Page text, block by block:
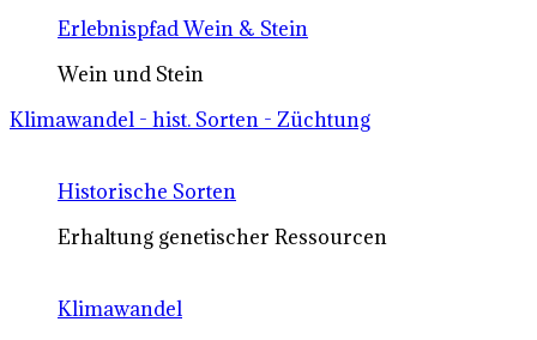
Erlebnispfad Wein & Stein
Wein und Stein
Klimawandel - hist. Sorten - Züchtung
Historische Sorten
Erhaltung genetischer Ressourcen
Klimawandel